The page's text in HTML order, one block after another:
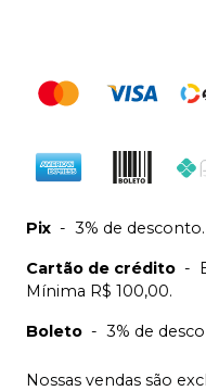
Pix - 3% de desconto.
Cartão de crédito -
Mínima R$ 100,00.
Boleto - 3% de
Nossas vendas são